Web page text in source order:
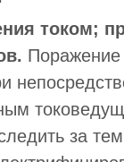
током;
Поражение
за